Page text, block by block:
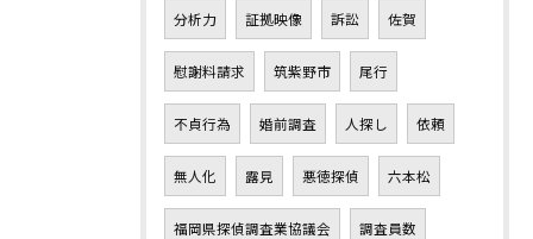
分析力 証拠映像 訴訟 佐賀
慰謝料請求 筑紫野市 尾行
不貞行為 婚前調査 人探し 依頼
無人化 露見 悪徳探偵 六本松
福岡県探偵調査業協議会 調査員数